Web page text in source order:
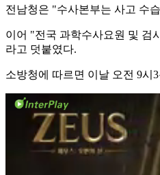
전남청은 "수사본부는 사고 수
이어 "전국 과학수사요원 및 검
라고 덧붙였다.
소방청에 따르면 이날 오전 9시